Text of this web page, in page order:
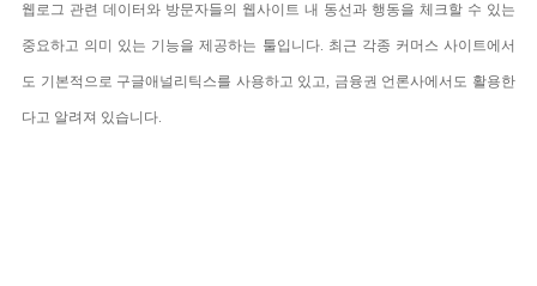
웹로그 관련 데이터와 방문자들의 웹사이트 내 동선과 행동을 체크할 수 있는
중요하고 의미 있는 기능을 제공하는 툴입니다. 최근 각종 커머스 사이트에서
도 기본적으로 구글애널리틱스를 사용하고 있고, 금융권 언론사에서도 활용한
다고 알려져 있습니다.